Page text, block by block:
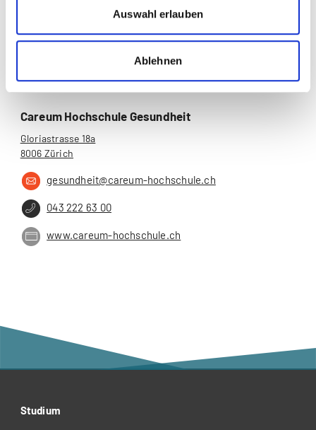
Auswahl erlauben
Ablehnen
Careum Hochschule Gesundheit
Gloriastrasse 18a
8006 Zürich
gesundheit@careum-hochschule.ch
043 222 63 00
www.careum-hochschule.ch
Studium